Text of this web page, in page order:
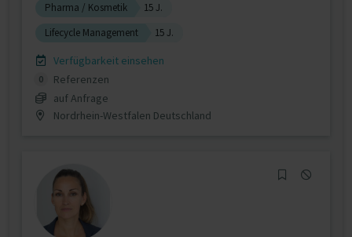
Pharma / Kosmetik
15 J.
Lifecycle Management
15 J.
Verfügbarkeit einsehen
0
Referenzen
auf Anfrage
Nordrhein-Westfalen Deutschland